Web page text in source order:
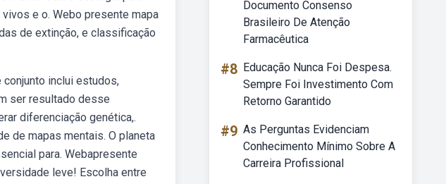
e o. Webo presente mapa
de extinção, e classificação
inclui estudos,
ser resultado desse
diferenciação genética,.
de mapas mentais. O planeta
para. Webapresente
leve! Escolha entre
Documento Consenso
Brasileiro De Atenção
Farmacêutica
#8 Educação Nunca Foi Despesa.
Sempre Foi Investimento Com
Retorno Garantido
#9 As Perguntas Evidenciam
Conhecimento Mínimo Sobre A
Carreira Profissional